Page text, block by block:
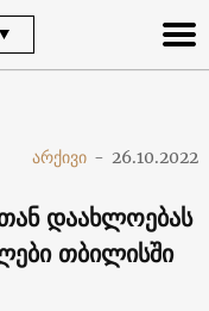
არქივი - 26.10.2022
დაახლოებას
თბილისში